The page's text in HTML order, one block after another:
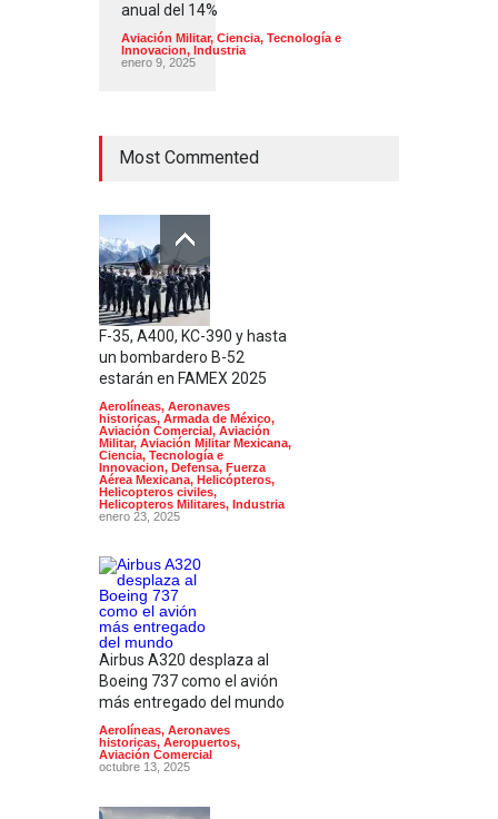
anual del 14%
Aviación Militar, Ciencia, Tecnología e
Innovacion, Industria
enero 9, 2025
Most Commented
F-35, A400, KC-390 y hasta
un bombardero B-52
estarán en FAMEX 2025
Aerolíneas, Aeronaves
historicas, Armada de México,
Aviación Comercial, Aviación
Militar, Aviación Militar Mexicana,
Ciencia, Tecnología e
Innovacion, Defensa, Fuerza
Aérea Mexicana, Helicópteros,
Helicopteros civiles,
Helicopteros Militares, Industria
enero 23, 2025
Airbus A320 desplaza al
Boeing 737 como el avión
más entregado del mundo
Aerolíneas, Aeronaves
historicas, Aeropuertos,
Aviación Comercial
octubre 13, 2025